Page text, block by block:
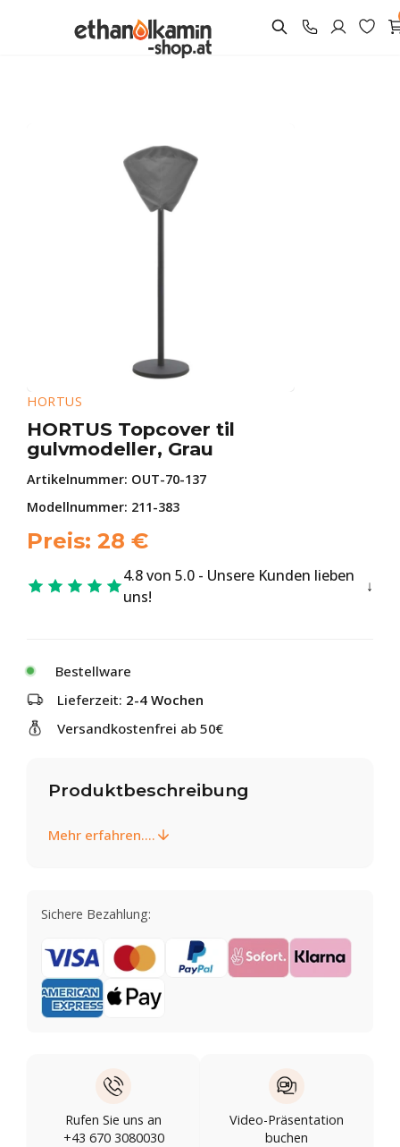
HORTUS
HORTUS Topcover til
gulvmodeller, Grau
Artikelnummer: OUT-70-137
Modellnummer: 211-383
Preis: 28 €
4.8 von 5.0 - Unsere Kunden lieben
uns!
Bestellware
Lieferzeit: 2-4 Wochen
Versandkostenfrei ab 50€
Produktbeschreibung
Mehr erfahren....
Sichere Bezahlung:
Rufen Sie uns an
+43 670 3080030
Video-Präsentation
buchen